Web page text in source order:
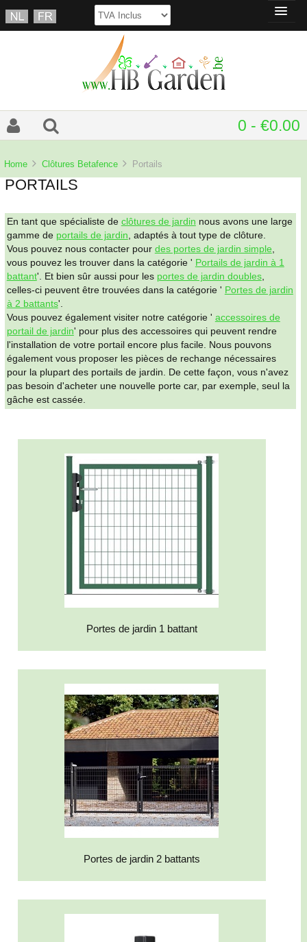
0 - €0.00
Home Clôtures Betafence Portails
PORTAILS
En tant que spécialiste de clôtures de jardin nous avons une large
gamme de portails de jardin, adaptés à tout type de clôture.
Vous pouvez nous contacter pour des portes de jardin simple,
vous pouvez les trouver dans la catégorie ' Portails de jardin à 1
battant'. Et bien sûr aussi pour les portes de jardin doubles,
celles-ci peuvent être trouvées dans la catégorie ' Portes de jardin
à 2 battants'.
Vous pouvez également visiter notre catégorie ' accessoires de
portail de jardin' pour plus des accessoires qui peuvent rendre
l'installation de votre portail encore plus facile. Nous pouvons
également vous proposer les pièces de rechange nécessaires
pour la plupart des portails de jardin. De cette façon, vous n'avez
pas besoin d'acheter une nouvelle porte car, par exemple, seul la
gâche est cassée.
Portes de jardin 1 battant
Portes de jardin 2 battants